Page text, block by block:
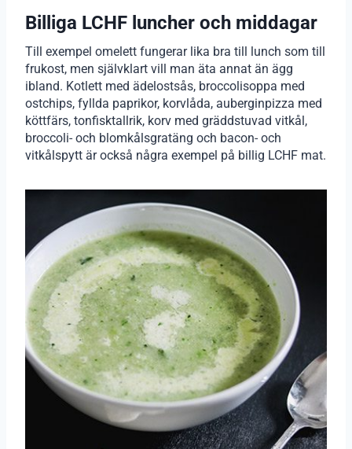
Billiga LCHF luncher och middagar
Till exempel omelett fungerar lika bra till lunch som till
frukost, men självklart vill man äta annat än ägg
ibland. Kotlett med ädelostsås, broccolisoppa med
ostchips, fyllda paprikor, korvlåda, auberginpizza med
köttfärs, tonfisktallrik, korv med gräddstuvad vitkål,
broccoli- och blomkålsgratäng och bacon- och
vitkålspytt är också några exempel på billig LCHF mat.